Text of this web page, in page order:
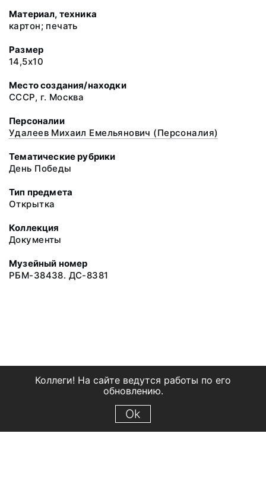
Материал, техника
картон; печать
Размер
14,5х10
Место создания/находки
СССР, г. Москва
Персоналии
Удалеев Михаил Емельянович (Персоналия)
Тематические рубрики
День Победы
Тип предмета
Открытка
Коллекция
Документы
Музейный номер
РБМ-38438. ДС-8381
Коллеги! На сайте ведутся работы по его
обновлению.
Ok